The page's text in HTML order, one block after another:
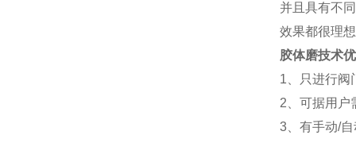
并且具有不
效果都很理
胶体磨技术
1、只进行阀
2、可据用户
3、有手动/